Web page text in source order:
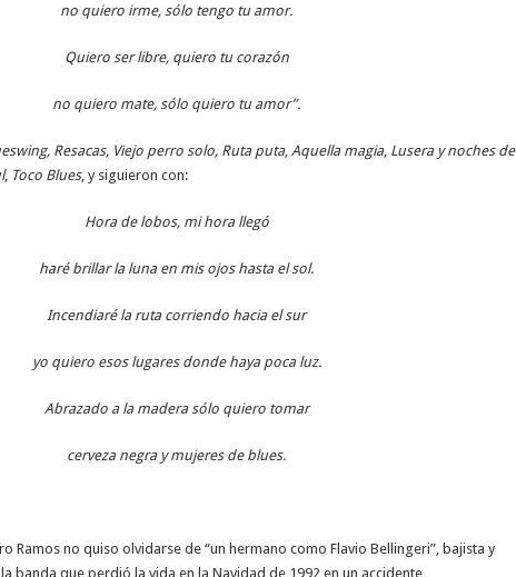
no quiero irme, sólo tengo tu amor.
Quiero ser libre, quiero tu corazón
no quiero mate, sólo quiero tu amor”.
Resacas, Viejo perro solo, Ruta puta, Aquella magia, Lusera y noches de
, Toco Blues, y siguieron con:
Hora de lobos, mi hora llegó
haré brillar la luna en mis ojos hasta el sol.
Incendiaré la ruta corriendo hacia el sur
yo quiero esos lugares donde haya poca luz.
Abrazado a la madera sólo quiero tomar
cerveza negra y mujeres de blues.
Ramos no quiso olvidarse de “un hermano como Flavio Bellingeri”, bajista y
banda que perdió la vida en la Navidad de 1992 en un accidente